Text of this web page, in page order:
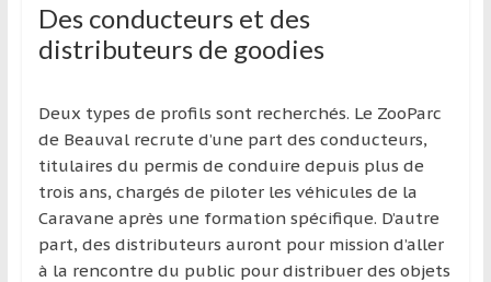
Des conducteurs et des
distributeurs de goodies
Deux types de profils sont recherchés. Le ZooParc
de Beauval recrute d’une part des conducteurs,
titulaires du permis de conduire depuis plus de
trois ans, chargés de piloter les véhicules de la
Caravane après une formation spécifique. D’autre
part, des distributeurs auront pour mission d’aller
à la rencontre du public pour distribuer des objets